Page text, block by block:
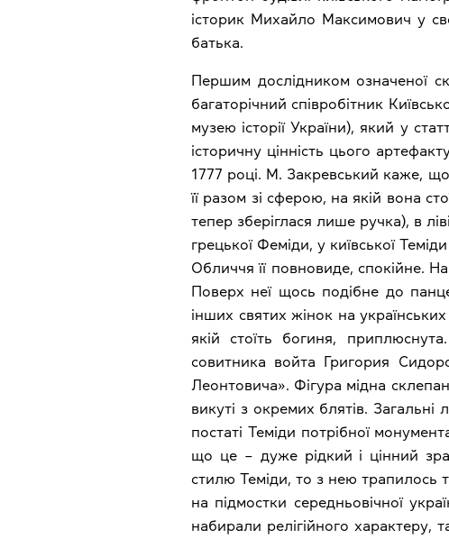
історик Михайло Максимович у
батька.
Першим дослідником означеної
багаторічний співробітник
музею історії України), який у
історичну цінність цього
1777 році. М. Закревський каже,
її разом зі сферою, на якій вона
тепер зберіглася лише ручка), в
грецької Феміди, у київської
Обличчя її повновиде, спокійне.
Поверх неї щось подібне до
інших святих жінок на
якій стоїть богиня,
совитника войта Григория
Леонтовича». Фігура мідна
викуті з окремих блятів. Загальні
постаті Теміди потрібної
що це – дуже рідкий і цінний
стилю Теміди, то з нею трапилось
на підмостки середньовічної
набирали релігійного характеру,